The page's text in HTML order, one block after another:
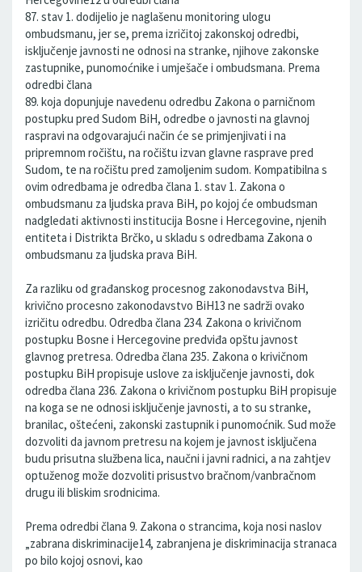
87. stav 1. dodijelio je naglašenu monitoring ulogu
ombudsmanu, jer se, prema izričitoj zakonskoj odredbi,
isključenje javnosti ne odnosi na stranke, njihove zakonske
zastupnike, punomoćnike i umješače i ombudsmana. Prema
odredbi člana
89. koja dopunjuje navedenu odredbu Zakona o parničnom
postupku pred Sudom BiH, odredbe o javnosti na glavnoj
raspravi na odgovarajući način će se primjenjivati i na
pripremnom ročištu, na ročištu izvan glavne rasprave pred
Sudom, te na ročištu pred zamoljenim sudom. Kompatibilna s
ovim odredbama je odredba člana 1. stav 1. Zakona o
ombudsmanu za ljudska prava BiH, po kojoj će ombudsman
nadgledati aktivnosti institucija Bosne i Hercegovine, njenih
entiteta i Distrikta Brčko, u skladu s odredbama Zakona o
ombudsmanu za ljudska prava BiH.
Za razliku od građanskog procesnog zakonodavstva BiH,
krivično procesno zakonodavstvo BiH13 ne sadrži ovako
izričitu odredbu. Odredba člana 234. Zakona o krivičnom
postupku Bosne i Hercegovine predviđa opštu javnost
glavnog pretresa. Odredba člana 235. Zakona o krivičnom
postupku BiH propisuje uslove za isključenje javnosti, dok
odredba člana 236. Zakona o krivičnom postupku BiH propisuje
na koga se ne odnosi isključenje javnosti, a to su stranke,
branilac, oštećeni, zakonski zastupnik i punomoćnik. Sud može
dozvoliti da javnom pretresu na kojem je javnost isključena
budu prisutna službena lica, naučni i javni radnici, a na zahtjev
optuženog može dozvoliti prisustvo bračnom/vanbračnom
drugu ili bliskim srodnicima.
Prema odredbi člana 9. Zakona o strancima, koja nosi naslov
„zabrana diskriminacije14, zabranjena je diskriminacija stranaca
po bilo kojoj osnovi, kao